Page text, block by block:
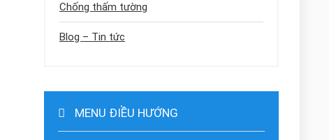
Chống thấm tường
Blog – Tin tức
MENU ĐIỀU HƯỚNG